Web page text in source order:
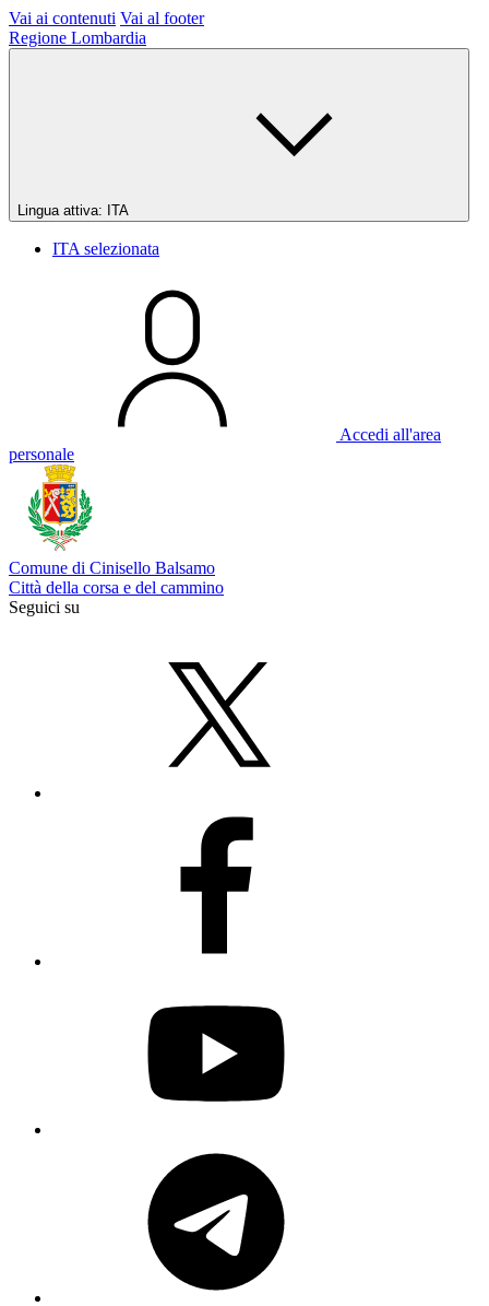
Vai ai contenuti Vai al footer
Regione Lombardia
Lingua attiva: ITA
ITA selezionata
Accedi all'area
personale
Comune di Cinisello Balsamo
Città della corsa e del cammino
Seguici su